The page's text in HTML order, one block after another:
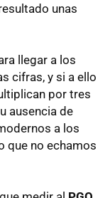
unas
llegar a los
cifras, y si a ello
por tres
ausencia de
a los
que no echamos